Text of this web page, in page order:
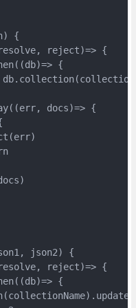
{
reject)=> {
{
docs)=> {
json2) {
reject)=> {
{